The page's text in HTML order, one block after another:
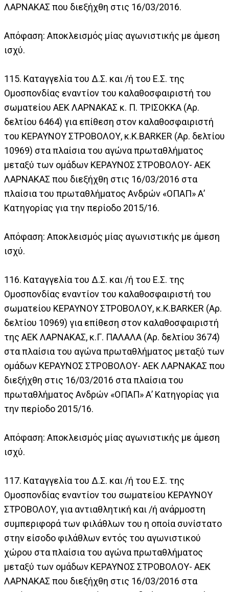
ΛΑΡΝΑΚΑΣ που διεξήχθη στις 16/03/2016.
Απόφαση: Αποκλεισμός μίας αγωνιστικής με άμεση
ισχύ.
115. Καταγγελία του Δ.Σ. και /ή του Ε.Σ. της
Ομοσπονδίας εναντίον του καλαθοσφαιριστή του
σωματείου ΑΕΚ ΛΑΡΝΑΚΑΣ κ. Π. ΤΡΙΣΟΚΚΑ (Αρ.
δελτίου 6464) για επίθεση στον καλαθοσφαιριστή
του ΚΕΡΑΥΝΟΥ ΣΤΡΟΒΟΛΟΥ, κ.K.BARKER (Αρ. δελτίου
10969) στα πλαίσια του αγώνα πρωταθλήματος
μεταξύ των ομάδων ΚΕΡΑΥΝΟΣ ΣΤΡΟΒΟΛΟΥ- ΑΕΚ
ΛΑΡΝΑΚΑΣ που διεξήχθη στις 16/03/2016 στα
πλαίσια του πρωταθλήματος Ανδρών «ΟΠΑΠ» Α’
Κατηγορίας για την περίοδο 2015/16.
Απόφαση: Αποκλεισμός μίας αγωνιστικής με άμεση
ισχύ.
116. Καταγγελία του Δ.Σ. και /ή του Ε.Σ. της
Ομοσπονδίας εναντίον του καλαθοσφαιριστή του
σωματείου ΚΕΡΑΥΝΟΥ ΣΤΡΟΒΟΛΟΥ, κ.K.BARKER (Αρ.
δελτίου 10969) για επίθεση στον καλαθοσφαιριστή
της ΑΕΚ ΛΑΡΝΑΚΑΣ, κ.Γ. ΠΑΛΑΛΑ (Αρ. δελτίου 3674)
στα πλαίσια του αγώνα πρωταθλήματος μεταξύ των
ομάδων ΚΕΡΑΥΝΟΣ ΣΤΡΟΒΟΛΟΥ- ΑΕΚ ΛΑΡΝΑΚΑΣ που
διεξήχθη στις 16/03/2016 στα πλαίσια του
πρωταθλήματος Ανδρών «ΟΠΑΠ» Α’ Κατηγορίας για
την περίοδο 2015/16.
Απόφαση: Αποκλεισμός μίας αγωνιστικής με άμεση
ισχύ.
117. Καταγγελία του Δ.Σ. και /ή του Ε.Σ. της
Ομοσπονδίας εναντίον του σωματείου ΚΕΡΑΥΝΟΥ
ΣΤΡΟΒΟΛΟΥ, για αντιαθλητική και /ή ανάρμοστη
συμπεριφορά των φιλάθλων του η οποία συνίστατο
στην είσοδο φιλάθλων εντός του αγωνιστικού
χώρου στα πλαίσια του αγώνα πρωταθλήματος
μεταξύ των ομάδων ΚΕΡΑΥΝΟΣ ΣΤΡΟΒΟΛΟΥ- ΑΕΚ
ΛΑΡΝΑΚΑΣ που διεξήχθη στις 16/03/2016 στα